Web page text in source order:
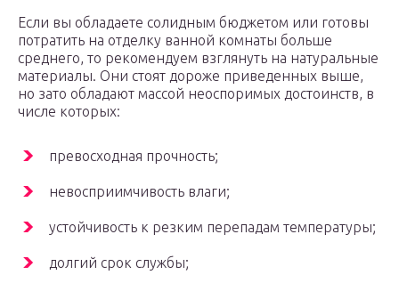
Если вы обладаете солидным бюджетом или готовы
потратить на отделку ванной комнаты больше
среднего, то рекомендуем взглянуть на натуральные
материалы. Они стоят дороже приведенных выше,
но зато обладают массой неоспоримых достоинств, в
числе которых:
превосходная прочность;
невосприимчивость влаги;
устойчивость к резким перепадам температуры;
долгий срок службы;